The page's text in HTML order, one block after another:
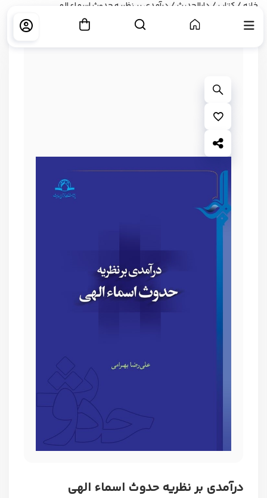
خانه/ کتاب/ دارالحدیث/ درآمدی بر نظریه حدوث اسماء الهی
درآمدی بر نظریه حدوث اسماء الهی